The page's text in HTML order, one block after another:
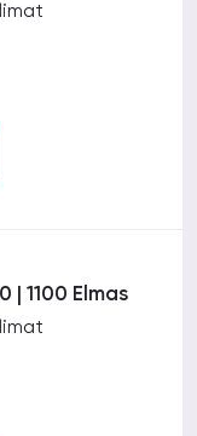
| 1100 Elmas